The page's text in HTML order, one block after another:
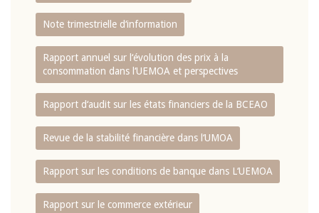
Note trimestrielle d‘information
Rapport annuel sur l‘évolution des prix à la
consommation dans l‘UEMOA et perspectives
Rapport d‘audit sur les états financiers de la BCEAO
Revue de la stabilité financière dans l‘UMOA
Rapport sur les conditions de banque dans L‘UEMOA
Rapport sur le commerce extérieur